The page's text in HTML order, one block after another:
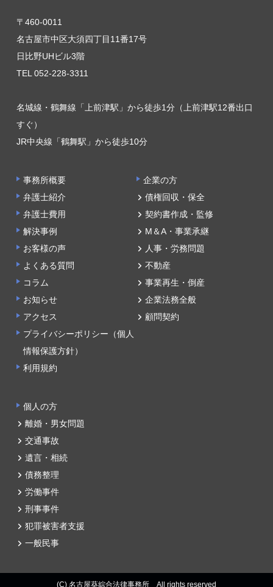
〒460-0011
名古屋市中区大須四丁目11番17号
日比野UHビル3階
TEL 052-228-3311
名城線・鶴舞線「上前津駅」から徒歩1分（上前津駅12番出口
すぐ）
JR中央線「鶴舞駅」から徒歩10分
事務所概要
弁護士紹介
弁護士費用
解決事例
お客様の声
よくある質問
コラム
お知らせ
アクセス
プライバシーポリシー（個人
情報保護方針）
利用規約
企業の方
債権回収・保全
契約書作成・監修
M＆A・事業承継
人事・労務問題
不動産
事業再生・倒産
企業法務全般
顧問契約
個人の方
離婚・男女問題
交通事故
遺言・相続
債務整理
労働事件
刑事事件
犯罪被害者支援
一般民事
(C) 名古屋葵綜合法律事務所 All rights reserved